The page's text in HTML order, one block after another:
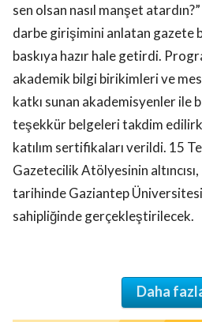
sen olsan nasıl manşet
darbe girişimini anlatan gazete
baskıya hazır hale getirdi.
akademik bilgi birikimleri ve
katkı sunan akademisyenler ile
teşekkür belgeleri takdim
katılım sertifikaları verildi. 15
Gazetecilik Atölyesinin
tarihinde Gaziantep
sahipliğinde gerçekleştirilecek.
Daha